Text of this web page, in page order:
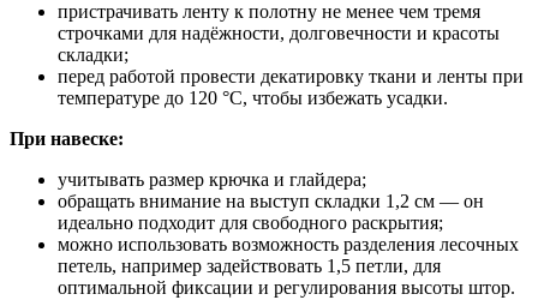
пристрачивать ленту к полотну не менее чем тремя
строчками для надёжности, долговечности и красоты
складки;
перед работой провести декатировку ткани и ленты при
температуре до 120 °C, чтобы избежать усадки.
При навеске:
учитывать размер крючка и глайдера;
обращать внимание на выступ складки 1,2 см — он
идеально подходит для свободного раскрытия;
можно использовать возможность разделения лесочных
петель, например задействовать 1,5 петли, для
оптимальной фиксации и регулирования высоты штор.